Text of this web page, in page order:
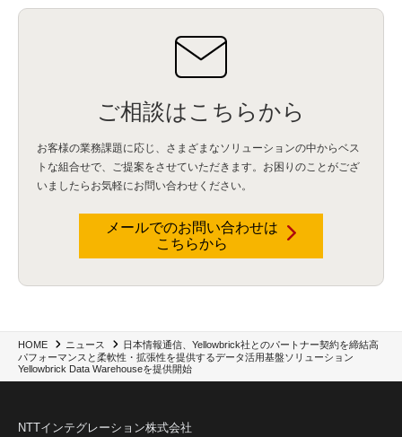
HOME ニュース
日本情報通信、Yellowbrick社とのパートナー契約を締結高
パフォーマンスと柔軟性・拡張性を提供するデータ活用基盤ソリューション
Yellowbrick Data Warehouseを提供開始
ご相談はこちらから
お客様の業務課題に応じ、さまざまなソリューションの中からベス
トな組合せで、
ご提案をさせていただきます。お困りのことがござ
いましたらお気軽にお問い合わせください。
メールでのお問い合わせは
こちらから
NTTインテグレーション株式会社